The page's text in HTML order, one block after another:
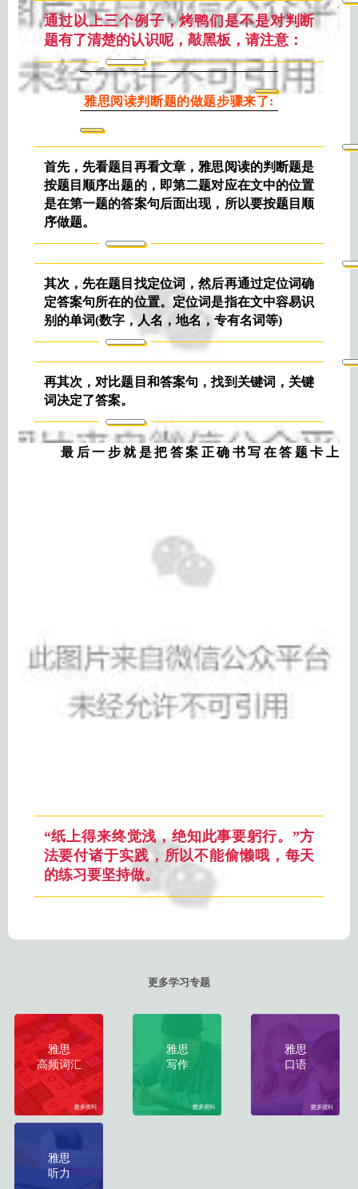
通过以上三个例子，烤鸭们是不是对判断
题有了清楚的认识呢，敲黑板，请注意：
雅思阅读判断题的做题步骤来了:
首先，先看题目再看文章，雅思阅读的判断题是
按题目顺序出题的，即第二题对应在文中的位置
是在第一题的答案句后面出现，所以要按题目顺
序做题。
其次，先在题目找定位词，然后再通过定位词确
定答案句所在的位置。定位词是指在文中容易识
别的单词(数字，人名，地名，专有名词等)
再其次，对比题目和答案句，找到关键词，关键
词决定了答案。
最后一步就是把答案正确书写在答题卡上
“纸上得来终觉浅，绝知此事要躬行。”方
法要付诸于实践，所以不能偷懒哦，每天
的练习要坚持做。
更多学习专题
雅思
高频词汇
雅思
写作
雅思
口语
雅思
听力